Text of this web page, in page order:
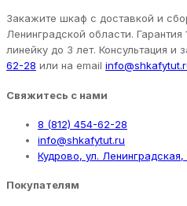
Закажите шкаф с доставкой и
Ленинградской области.
линейку до 3 лет. Консультация и
62-28 или на email
Свяжитесь с нами
8 (812) 454-62-28
info@shkafytut.ru
Кудрово, ул. Ленинградская,
Покупателям